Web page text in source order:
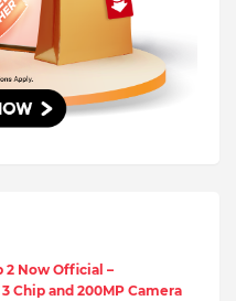
2 Now Official –
Chip and 200MP Camera